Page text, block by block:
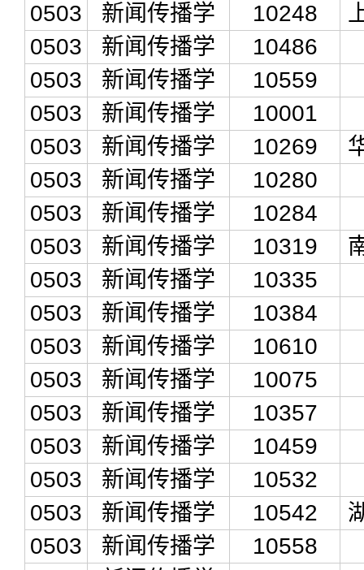
0503
新闻传播学 10248
0503
新闻传播学
10486
0503
新闻传播学
10559
0503
新闻传播学
10001
0503
新闻传播学 10269
0503
新闻传播学
10280
0503
新闻传播学
10284
0503
新闻传播学 10319
0503
新闻传播学
10335
0503
新闻传播学
10384
0503
新闻传播学
10610
0503
新闻传播学
10075
0503
新闻传播学
10357
0503
新闻传播学
10459
0503
新闻传播学
10532
0503
新闻传播学 10542
0503
新闻传播学
10558